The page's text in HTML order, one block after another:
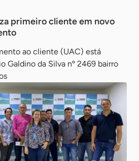
primeiro cliente em novo
ao cliente (UAC) está
Galdino da Silva nº 2469 bairro